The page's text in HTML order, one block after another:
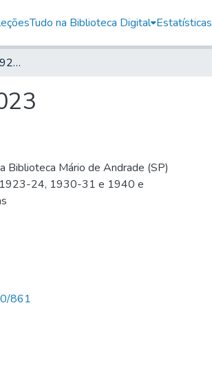
Tudo na Biblioteca Digital Estatísticas
Il Pasquino Coloniale, 1929, Anno XXI, n. 1023
Biblioteca Mário de Andrade (SP)
1923-24, 1930-31 e 1940 e
861